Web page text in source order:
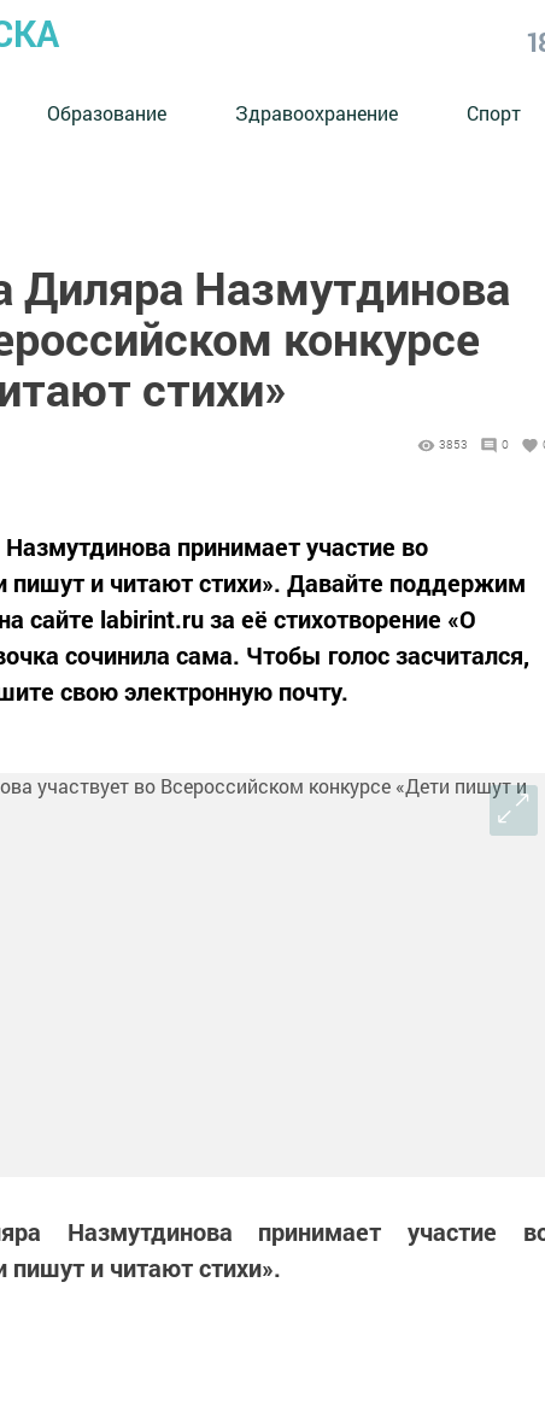
Образование Здравоохранение Спорт
Диляра Назмутдинова
конкурсе
стихи»
3853 0
принимает участие во
пишут и читают стихи». Давайте поддержим
сайте labirint.ru за её стихотворение «О
сочинила сама. Чтобы голос засчитался,
свою электронную почту.
Назмутдинова принимает участие
пишут и читают стихи».